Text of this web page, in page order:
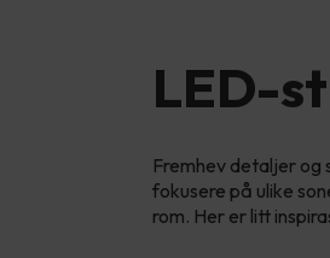
LED-
Fremhev detaljer og
fokusere på ulike
rom. Her er litt